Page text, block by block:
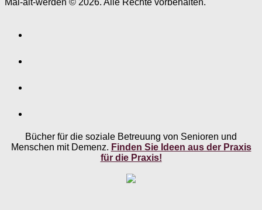
Bücher für die soziale Betreuung von Senioren und
Menschen mit Demenz. Finden Sie Ideen aus der Praxis
für die Praxis!